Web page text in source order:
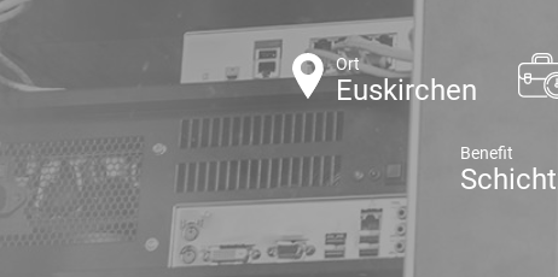
Ort
Euskirchen
Benefit